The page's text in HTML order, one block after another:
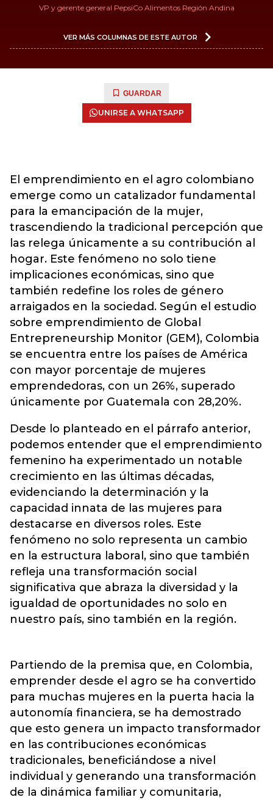
VP y gerente general PepsiCo Alimentos Región Andina
VER MÁS COLUMNAS DE ESTE AUTOR
GUARDAR
UNIRSE A WHATSAPP
El emprendimiento en el agro colombiano
emerge como un catalizador fundamental
para la emancipación de la mujer,
trascendiendo la tradicional percepción que
las relega únicamente a su contribución al
hogar. Este fenómeno no solo tiene
implicaciones económicas, sino que
también redefine los roles de género
arraigados en la sociedad. Según el estudio
sobre emprendimiento de Global
Entrepreneurship Monitor (GEM), Colombia
se encuentra entre los países de América
con mayor porcentaje de mujeres
emprendedoras, con un 26%, superado
únicamente por Guatemala con 28,20%.
Desde lo planteado en el párrafo anterior,
podemos entender que el emprendimiento
femenino ha experimentado un notable
crecimiento en las últimas décadas,
evidenciando la determinación y la
capacidad innata de las mujeres para
destacarse en diversos roles. Este
fenómeno no solo representa un cambio
en la estructura laboral, sino que también
refleja una transformación social
significativa que abraza la diversidad y la
igualdad de oportunidades no solo en
nuestro país, sino también en la región.
Partiendo de la premisa que, en Colombia,
emprender desde el agro se ha convertido
para muchas mujeres en la puerta hacia la
autonomía financiera, se ha demostrado
que esto genera un impacto transformador
en las contribuciones económicas
tradicionales, beneficiándose a nivel
individual y generando una transformación
de la dinámica familiar y comunitaria,